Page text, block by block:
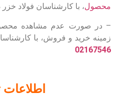
محصول، با کارشناسان فولاد
– در صورت عدم مشاهده
زمینه خرید و فروش، با
02167546